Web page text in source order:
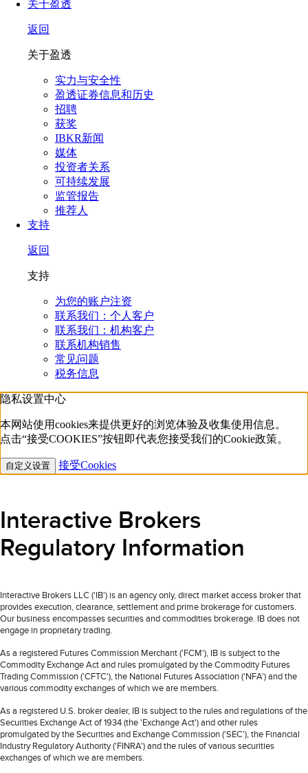
关于盈透
返回
关于盈透
实力与安全性
盈透证券信息和历史
招聘
获奖
IBKR新闻
媒体
投资者关系
可持续发展
监管报告
推荐人
支持
返回
支持
为您的账户注资
联系我们：个人客户
联系我们：机构客户
联系机构销售
常见问题
税务信息
隐私设置中心
本网站使用cookies来提供更好的浏览体验及收集使用信息。
点击“接受COOKIES”按钮即代表您接受我们的Cookie政策。
自定义设置 接受Cookies
Interactive Brokers
Regulatory Information
Interactive Brokers LLC ('IB') is an agency only, direct market access broker that
provides execution, clearance, settlement and prime brokerage for customers.
Our business encompasses securities and commodities brokerage. IB does not
engage in proprietary trading.
As a registered Futures Commission Merchant ('FCM'), IB is subject to the
Commodity Exchange Act and rules promulgated by the Commodity Futures
Trading Commission ('CFTC'), the National Futures Association ('NFA') and the
various commodity exchanges of which we are members.
As a registered U.S. broker dealer, IB is subject to the rules and regulations of the
Securities Exchange Act of 1934 (the 'Exchange Act') and other rules
promulgated by the Securities and Exchange Commission ('SEC'), the Financial
Industry Regulatory Authority ('FINRA') and the rules of various securities
exchanges of which we are members.